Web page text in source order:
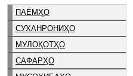
ПАЁМҲО
СУХАНРОНИҲО
МУЛОҚОТҲО
САФАРҲО